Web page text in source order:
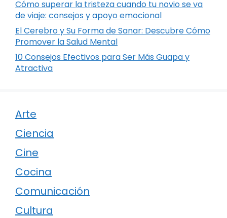
Cómo superar la tristeza cuando tu novio se va
de viaje: consejos y apoyo emocional
El Cerebro y Su Forma de Sanar: Descubre Cómo
Promover la Salud Mental
10 Consejos Efectivos para Ser Más Guapa y
Atractiva
Arte
Ciencia
Cine
Cocina
Comunicación
Cultura